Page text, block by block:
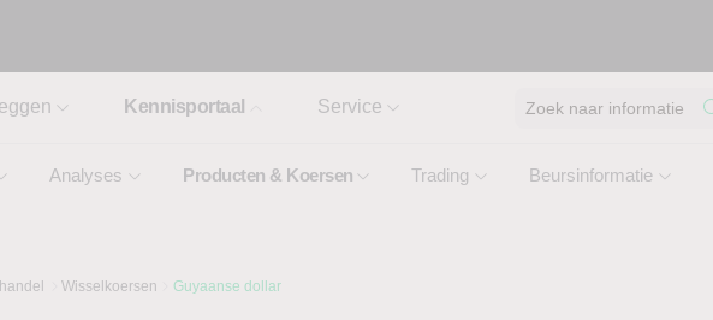
Kennisportaal
Analyses Producten & Koersen Trading Beursinformatie
Service Zoek naar informatie
Wisselkoersen Guyaanse dollar